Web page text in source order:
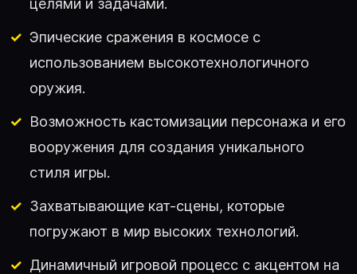
Эпические сражения в космосе с
использованием высокотехнологичного
оружия.
Возможность кастомизации персонажа и его
вооружения для создания уникального
стиля игры.
Захватывающие кат-сцены, которые
погружают в мир высоких технологий.
Динамичный игровой процесс с акцентом на